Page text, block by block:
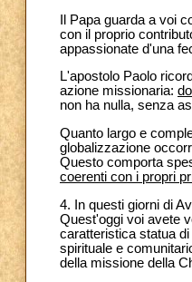
Il Papa guarda a voi
con il proprio
appassionate d'una
L'apostolo Paolo
azione missionaria:
non ha nulla, senza
Quanto largo e
globalizzazione
Questo comporta
coerenti con i propri
4. In questi giorni di
Quest'oggi voi avete
caratteristica statua
spirituale e
della missione della